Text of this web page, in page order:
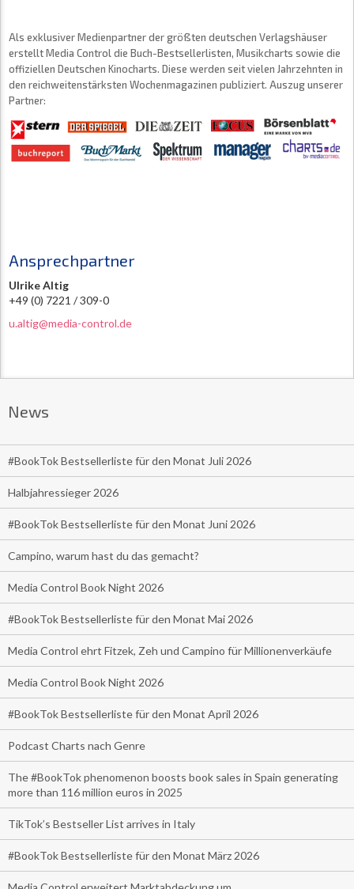
Als exklusiver Medienpartner der größten deutschen Verlagshäuser
erstellt Media Control die Buch-Bestsellerlisten, Musikcharts sowie die
offiziellen Deutschen Kinocharts. Diese werden seit vielen Jahrzehnten in
den reichweitenstärksten Wochenmagazinen publiziert. Auszug unserer
Partner:
Ansprechpartner
Ulrike Altig
+49 (0) 7221 / 309-0
u.altig@media-control.de
News
#BookTok Bestsellerliste für den Monat Juli 2026
Halbjahressieger 2026
#BookTok Bestsellerliste für den Monat Juni 2026
Campino, warum hast du das gemacht?
Media Control Book Night 2026
#BookTok Bestsellerliste für den Monat Mai 2026
Media Control ehrt Fitzek, Zeh und Campino für Millionenverkäufe
Media Control Book Night 2026
#BookTok Bestsellerliste für den Monat April 2026
Podcast Charts nach Genre
The #BookTok phenomenon boosts book sales in Spain generating
more than 116 million euros in 2025
TikTok’s Bestseller List arrives in Italy
#BookTok Bestsellerliste für den Monat März 2026